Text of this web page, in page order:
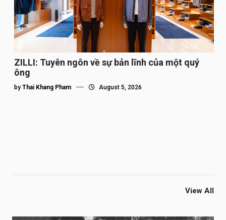
ZILLI: Tuyên ngôn về sự bản lĩnh của một quý
ông
by Thai Khang Pham August 5, 2026
View All